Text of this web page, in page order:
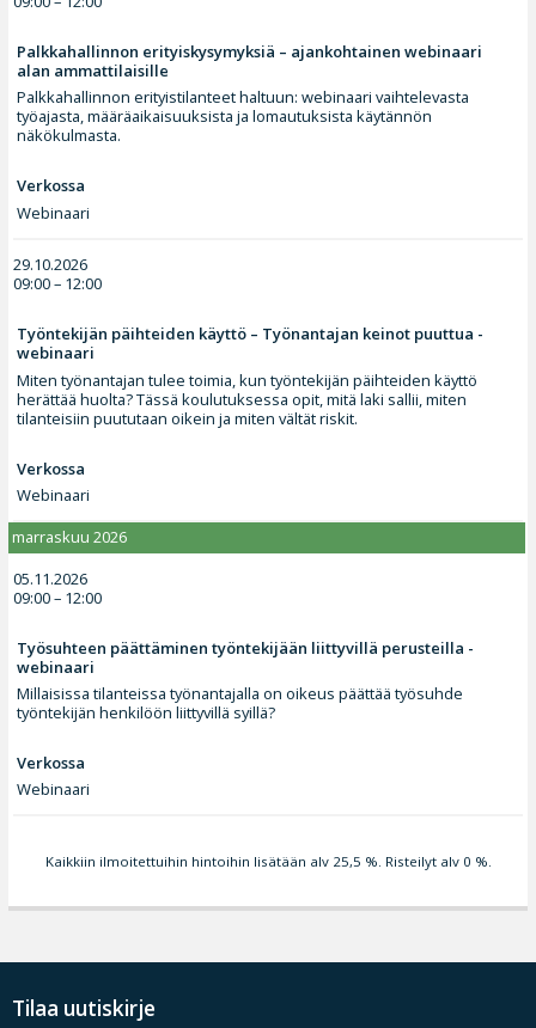
Palkkahallinnon erityiskysymyksiä – ajankohtainen webinaari
alan ammattilaisille
Palkkahallinnon erityistilanteet haltuun: webinaari vaihtelevasta
työajasta, määräaikaisuuksista ja lomautuksista käytännön
näkökulmasta.
Verkossa
Webinaari
29.10.2026
09:00 – 12:00
Työntekijän päihteiden käyttö – Työnantajan keinot puuttua -
webinaari
Miten työnantajan tulee toimia, kun työntekijän päihteiden käyttö
herättää huolta? Tässä koulutuksessa opit, mitä laki sallii, miten
tilanteisiin puututaan oikein ja miten vältät riskit.
Verkossa
Webinaari
marraskuu 2026
05.11.2026
09:00 – 12:00
Työsuhteen päättäminen työntekijään liittyvillä perusteilla -
webinaari
Millaisissa tilanteissa työnantajalla on oikeus päättää työsuhde
työntekijän henkilöön liittyvillä syillä?
Verkossa
Webinaari
Kaikkiin ilmoitettuihin hintoihin lisätään alv 25,5 %. Risteilyt alv 0 %.
Tilaa uutiskirje